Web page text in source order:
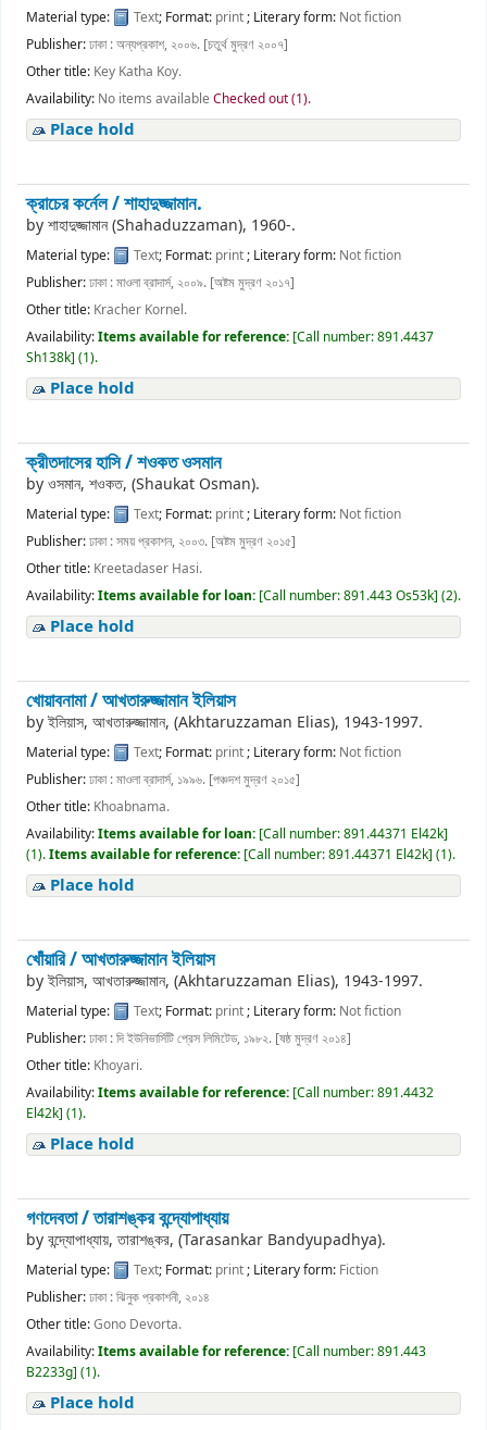
Material type: Text; Format: print; Literary form: Not fiction
Publisher:ঢাকা : অন্যপ্রকাশ, ২০০৬. [চতুর্থ মুদ্রণ ২০০৭]
Other title: Key Katha Koy.
Availability: No items available Checked out (1).
Place hold
ক্রাচের কর্নেল /শাহাদুজ্জামান.
byশাহাদুজ্জামান (Shahaduzzaman), 1960-.
Material type: Text; Format: print; Literary form: Not fiction
Publisher:ঢাকা : মাওলা ব্রাদার্স, ২০০৯. [অষ্টম মুদ্রণ ২০১৭]
Other title: Kracher Kornel.
Availability:Items available for reference: [Call number:891.4437
Sh138k] (1).
Place hold
ক্রীতদাসের হাসি /শওকত ওসমান
byওসমান, শওকত, (Shaukat Osman).
Material type: Text; Format: print; Literary form: Not fiction
Publisher:ঢাকা : সময় প্রকাশন, ২০০৩. [অষ্টম মুদ্রণ ২০১৫]
Other title: Kreetadaser Hasi.
Availability:Items available for loan: [Call number:891.443 Os53k] (2).
Place hold
খোয়াবনামা /আখতারুজ্জামান ইলিয়াস
byইলিয়াস, আখতারুজ্জামান, (Akhtaruzzaman Elias), 1943-1997.
Material type: Text; Format: print; Literary form: Not fiction
Publisher:ঢাকা : মাওলা ব্রাদার্স, ১৯৯৬. [পঞ্চদশ মুদ্রণ ২০১৫]
Other title: Khoabnama.
Availability:Items available for loan: [Call number:891.44371 El42k]
(1).Items available for reference: [Call number:891.44371 El42k] (1).
Place hold
খোঁয়ারি /আখতারুজ্জামান ইলিয়াস
byইলিয়াস, আখতারুজ্জামান, (Akhtaruzzaman Elias), 1943-1997.
Material type: Text; Format: print; Literary form: Not fiction
Publisher:ঢাকা : দি ইউনিভার্সিটি প্রেস লিমিটেড, ১৯৮২. [ষষ্ঠ মুদ্রণ ২০১৪]
Other title: Khoyari.
Availability:Items available for reference: [Call number:891.4432
El42k] (1).
Place hold
গণদেবতা /তারাশঙ্কর বন্দ্যোপাধ্যায়
byবন্দ্যোপাধ্যায়, তারাশঙ্কর, (Tarasankar Bandyupadhya).
Material type: Text; Format: print; Literary form: Fiction
Publisher:ঢাকা : ঝিনুক প্রকাশনী, ২০১৪
Other title:Gono Devorta.
Availability:Items available for reference: [Call number:891.443
B2233g] (1).
Place hold